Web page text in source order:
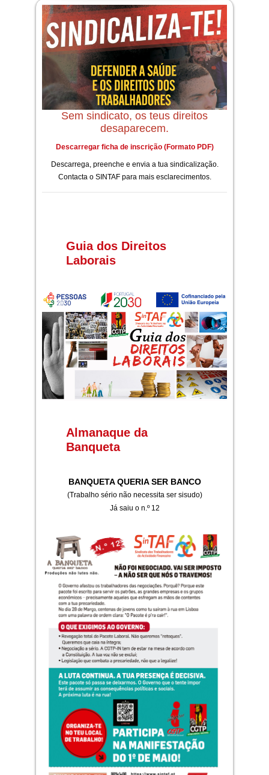
Sem sindicato, os teus direitos
desaparecem.
Descarregar ficha de inscrição (Formato PDF)
Descarrega, preenche e envia a tua sindicalização.
Contacta o SINTAF para mais esclarecimentos.
Guia dos Direitos
Laborais
Almanaque da
Banqueta
BANQUETA QUERIA SER BANCO
(Trabalho sério não necessita ser sisudo)
Já saiu o n.º 12